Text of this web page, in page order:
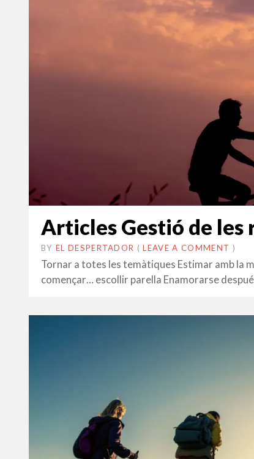
Articles Gestió de les
BY EL DESPERTADOR ON
27
FEBRER
2024
•(LEAVE A COMMENT )
Tornar a totes les temàtiques Estimar amb la
començar… escollir parella Enamorarse